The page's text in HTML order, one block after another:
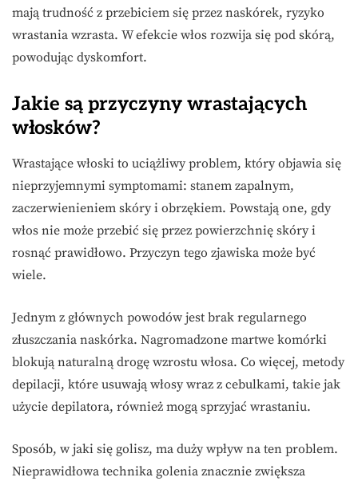
mają trudność z przebiciem się przez naskórek, ryzyko
wrastania wzrasta. W efekcie włos rozwija się pod skórą,
powodując dyskomfort.
Jakie są przyczyny wrastających
włosków?
Wrastające włoski to uciążliwy problem, który objawia się
nieprzyjemnymi symptomami: stanem zapalnym,
zaczerwienieniem skóry i obrzękiem. Powstają one, gdy
włos nie może przebić się przez powierzchnię skóry i
rosnąć prawidłowo. Przyczyn tego zjawiska może być
wiele.
Jednym z głównych powodów jest brak regularnego
złuszczania naskórka. Nagromadzone martwe komórki
blokują naturalną drogę wzrostu włosa. Co więcej, metody
depilacji, które usuwają włosy wraz z cebulkami, takie jak
użycie depilatora, również mogą sprzyjać wrastaniu.
Sposób, w jaki się golisz, ma duży wpływ na ten problem.
Nieprawidłowa technika golenia znacznie zwiększa